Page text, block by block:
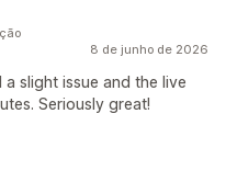
8 de junho de 2026
slight issue and the live
Seriously great!